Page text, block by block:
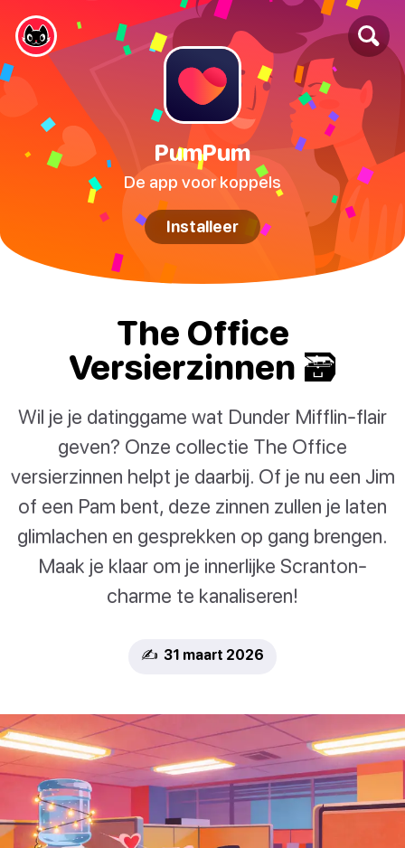
PumPum
De app voor koppels
Installeer
The Office
Versierzinnen 🗃️
Wil je je datinggame wat Dunder Mifflin-flair
geven? Onze collectie The Office
versierzinnen helpt je daarbij. Of je nu een Jim
of een Pam bent, deze zinnen zullen je laten
glimlachen en gesprekken op gang brengen.
Maak je klaar om je innerlijke Scranton-
charme te kanaliseren!
✍️ 31 maart 2026